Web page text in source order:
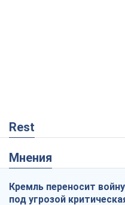
Rest
Мнения
Кремль переносит
под угрозой